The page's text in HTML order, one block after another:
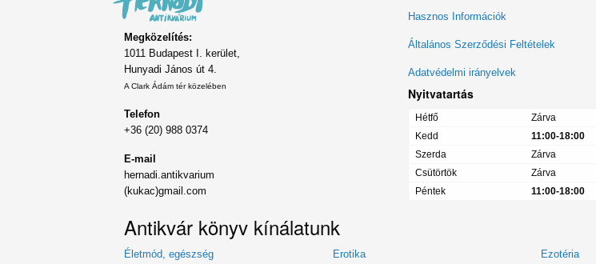
Megközelítés:
1011 Budapest I. kerület,
Hunyadi János út 4.
A Clark Ádám tér közelében
Telefon
+36 (20) 988 0374
E-mail
hernadi.antikvarium
(kukac)gmail.com
Lábléc
menü
Hasznos Információk
Általános Szerződési Feltételek
Adatvédelmi irányelvek
Nyitvatartás
Hétfő
Zárva
Kedd
11:00-18:00
Szerda
Zárva
Csütörtök
Zárva
Péntek
11:00-18:00
Antikvár könyv kínálatunk
Életmód, egészség Erotika Ezotéria